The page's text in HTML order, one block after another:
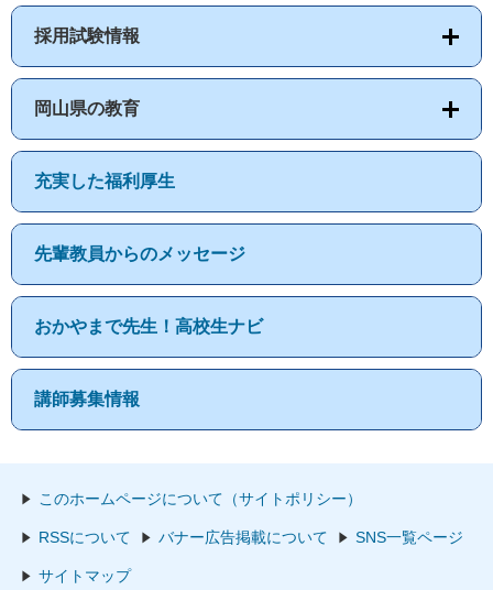
採用試験情報
岡山県の教育
充実した福利厚生
先輩教員からのメッセージ
おかやまで先生！高校生ナビ
講師募集情報
このホームページについて（サイトポリシー）
RSSについて バナー広告掲載について SNS一覧ページ
サイトマップ